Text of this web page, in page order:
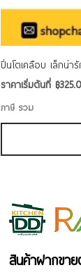
ปิ่นโตเคลือบ เล็กน่
ราคาเริ่มต้นที่ ฿
ราคาขายลด
ภาษี รวม
สินค้าฝากขา